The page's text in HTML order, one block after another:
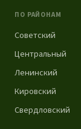
ПО РАЙОНАМ
Советский
Центральный
Ленинский
Кировский
Свердловский